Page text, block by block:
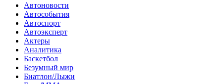
Автоновости
Автособытия
Автоспорт
Автоэксперт
Актеры
Аналитика
Баскетбол
Безумный мир
Биатлон/Лыжи